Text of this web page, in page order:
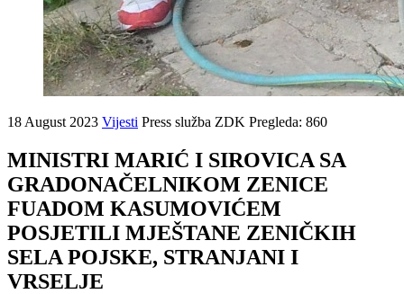
18 August 2023 Vijesti Press služba ZDK Pregleda: 860
MINISTRI MARIĆ I SIROVICA SA
GRADONAČELNIKOM ZENICE
FUADOM KASUMOVIĆEM
POSJETILI MJEŠTANE ZENIČKIH
SELA POJSKE, STRANJANI I
VRSELJE